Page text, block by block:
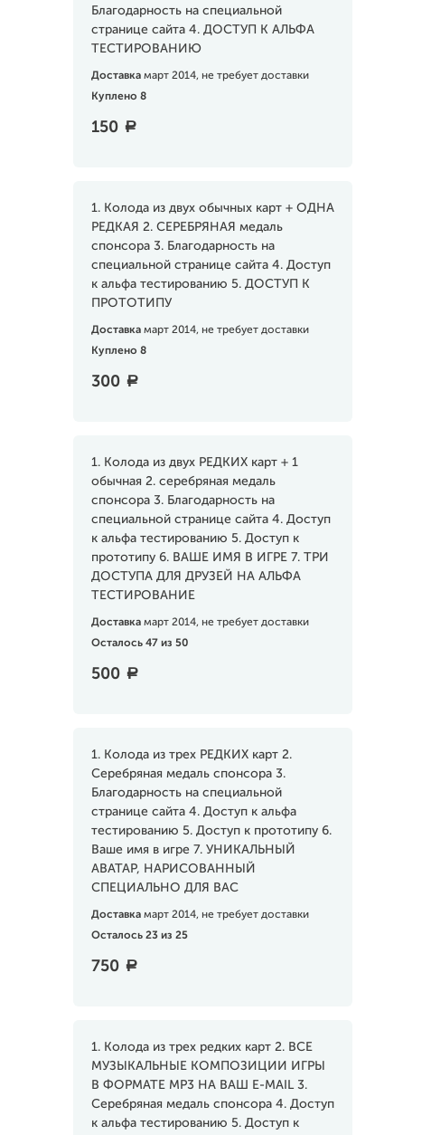
Благодарность на специальной
странице сайта 4. ДОСТУП К АЛЬФА
ТЕСТИРОВАНИЮ
Доставка март 2014, не требует доставки
Куплено 8
150 a
1. Колода из двух обычных карт + ОДНА
РЕДКАЯ 2. СЕРЕБРЯНАЯ медаль
спонсора 3. Благодарность на
специальной странице сайта 4. Доступ
к альфа тестированию 5. ДОСТУП К
ПРОТОТИПУ
Доставка март 2014, не требует доставки
Куплено 8
300 a
1. Колода из двух РЕДКИХ карт + 1
обычная 2. серебряная медаль
спонсора 3. Благодарность на
специальной странице сайта 4. Доступ
к альфа тестированию 5. Доступ к
прототипу 6. ВАШЕ ИМЯ В ИГРЕ 7. ТРИ
ДОСТУПА ДЛЯ ДРУЗЕЙ НА АЛЬФА
ТЕСТИРОВАНИЕ
Доставка март 2014, не требует доставки
Осталось 47 из 50
500 a
1. Колода из трех РЕДКИХ карт 2.
Серебряная медаль спонсора 3.
Благодарность на специальной
странице сайта 4. Доступ к альфа
тестированию 5. Доступ к прототипу 6.
Ваше имя в игре 7. УНИКАЛЬНЫЙ
АВАТАР, НАРИСОВАННЫЙ
СПЕЦИАЛЬНО ДЛЯ ВАС
Доставка март 2014, не требует доставки
Осталось 23 из 25
750 a
1. Колода из трех редких карт 2. ВСЕ
МУЗЫКАЛЬНЫЕ КОМПОЗИЦИИ ИГРЫ
В ФОРМАТЕ MP3 НА ВАШ E-MAIL 3.
Серебряная медаль спонсора 4. Доступ
к альфа тестированию 5. Доступ к